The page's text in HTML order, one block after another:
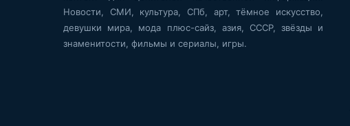
Новости, СМИ, культура, СПб, арт, тёмное искусство,
девушки мира, мода плюс-сайз, азия, СССР, звёзды и
знаменитости, фильмы и сериалы, игры.